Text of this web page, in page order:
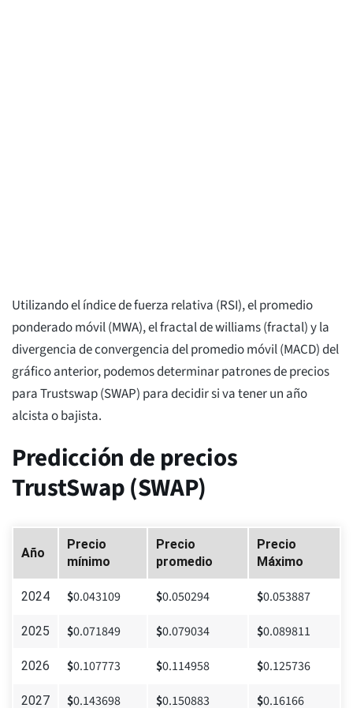
Utilizando el índice de fuerza relativa (RSI), el promedio
ponderado móvil (MWA), el fractal de williams (fractal) y la
divergencia de convergencia del promedio móvil (MACD) del
gráfico anterior, podemos determinar patrones de precios
para Trustswap (SWAP) para decidir si va tener un año
alcista o bajista.
Predicción de precios
TrustSwap (SWAP)
Año
Precio
mínimo
Precio
promedio
Precio
Máximo
2024 $0.043109 $0.050294 $0.053887
2025 $0.071849 $0.079034 $0.089811
2026 $0.107773 $0.114958 $0.125736
2027 $0.143698 $0.150883 $0.16166